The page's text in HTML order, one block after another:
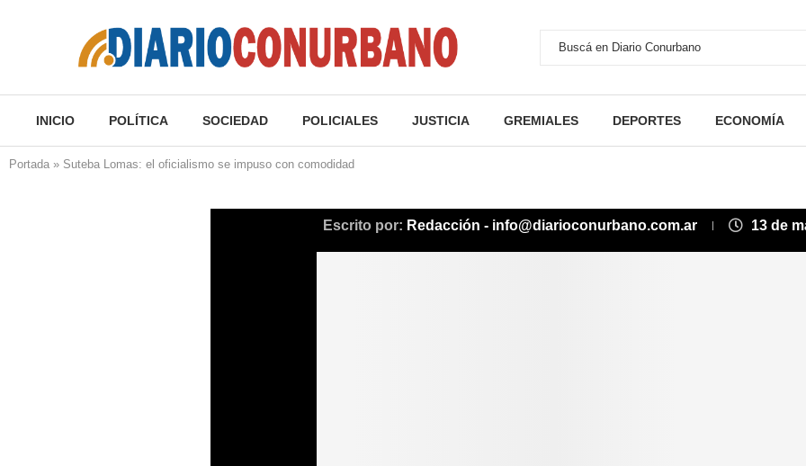
INICIO POLÍTICA SOCIEDAD POLICIALES JUSTICIA GREMIALES DEPORTES ECONOMÍA
Portada » Suteba Lomas: el oficialismo se impuso con comodidad
Escrito por: Redacción - info@diarioconurbano.com.ar 13 de